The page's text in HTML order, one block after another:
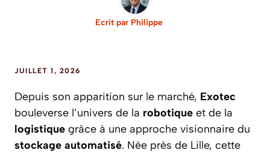
Ecrit par Philippe
JUILLET 1, 2026
Depuis son apparition sur le marché, Exotec
bouleverse l’univers de la robotique et de la
logistique grâce à une approche visionnaire du
stockage automatisé. Née près de Lille, cette